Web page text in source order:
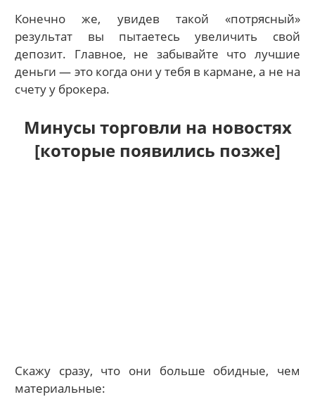
Конечно же, увидев такой «потрясный»
результат вы пытаетесь увеличить свой
депозит. Главное, не забывайте что лучшие
деньги — это когда они у тебя в кармане, а не на
счету у брокера.
Минусы торговли на новостях
[которые появились позже]
Скажу сразу, что они больше обидные, чем
материальные: